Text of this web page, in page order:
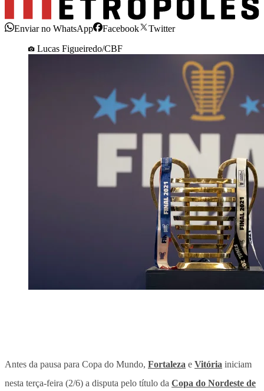
Enviar no WhatsApp Facebook
Twitter
Lucas Figueiredo/CBF
Antes da pausa para Copa do Mundo, Fortaleza e Vitória iniciam
nesta terça-feira (2/6) a disputa pelo título da Copa do Nordeste de